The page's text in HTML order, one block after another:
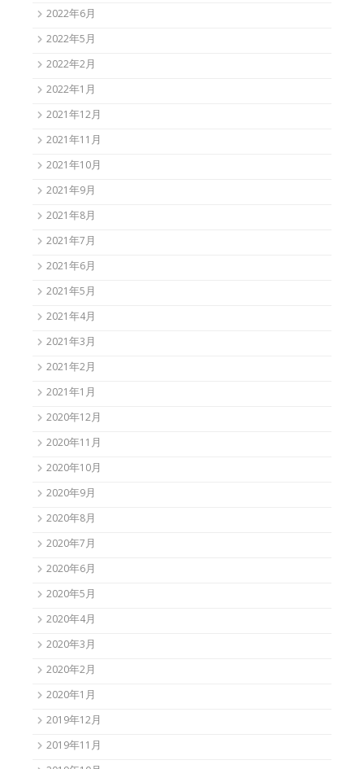
2022年6月
2022年5月
2022年2月
2022年1月
2021年12月
2021年11月
2021年10月
2021年9月
2021年8月
2021年7月
2021年6月
2021年5月
2021年4月
2021年3月
2021年2月
2021年1月
2020年12月
2020年11月
2020年10月
2020年9月
2020年8月
2020年7月
2020年6月
2020年5月
2020年4月
2020年3月
2020年2月
2020年1月
2019年12月
2019年11月